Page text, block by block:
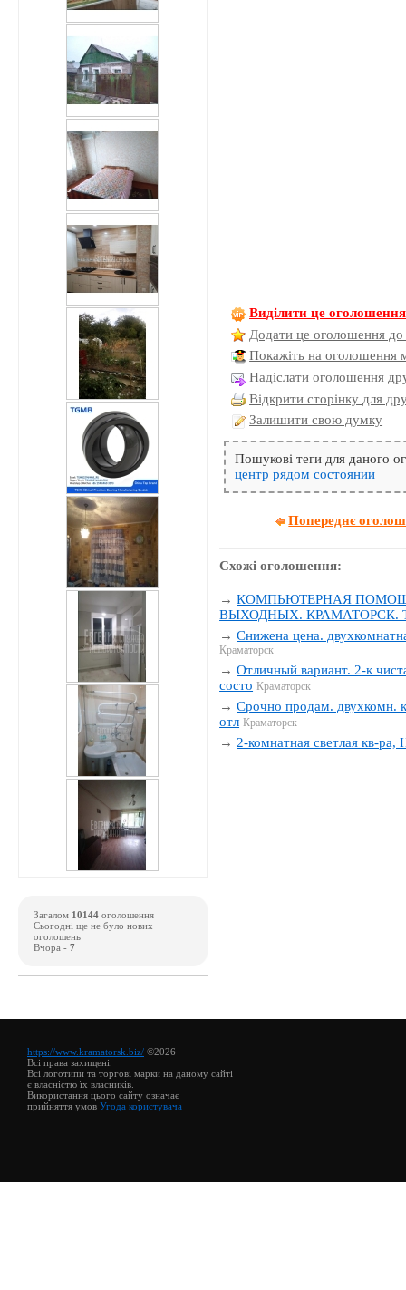
Виділити це оголошення
Додати це оголошення до
Покажіть на оголошення
Надіслати оголошення
Відкрити сторінку для
Залишити свою думку
Пошукові теги для даного
центр рядом состоянии
Попереднє
Схожі оголошення:
→КОМПЬЮТЕРНАЯ
ВЫХОДНЫХ. КРАМАТОРСК.
→Снижена цена.
Краматорск
→Отличный вариант. 2-к
состо Краматорск
→Срочно продам. двухкомн.
отл Краматорск
→ 2-комнатная светлая кв-
Загалом 10144 оголошення
Сьогодні ще не було нових
оголошень
Вчора - 7
https://www.kramatorsk.biz/ ©2026
Всі права захищені.
Всі логотипи та торгові марки на даному сайті
є власністю їх власників.
Використання цього сайту означає
прийняття умов Угода користувача